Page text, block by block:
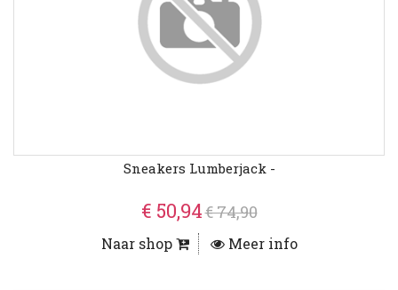
Sneakers Lumberjack -
€ 50,94€ 74,90
Naar shop Meer info